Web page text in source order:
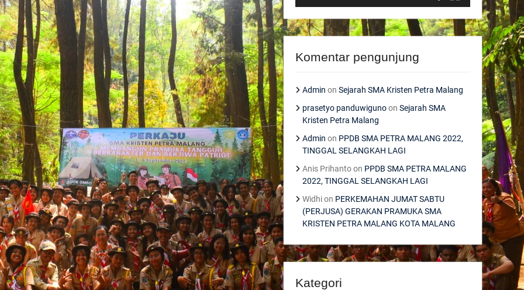
Komentar pengunjung
Admin on Sejarah SMA Kristen Petra Malang
prasetyo panduwigunoon Sejarah SMA
Kristen Petra Malang
Admin on PPDB SMA PETRA MALANG 2022,
TINGGAL SELANGKAH LAGI
Anis Prihantoon PPDB SMA PETRA MALANG
2022, TINGGAL SELANGKAH LAGI
Widhion PERKEMAHAN JUMAT SABTU
(PERJUSA) GERAKAN PRAMUKA SMA
KRISTEN PETRA MALANG KOTA MALANG
Kategori